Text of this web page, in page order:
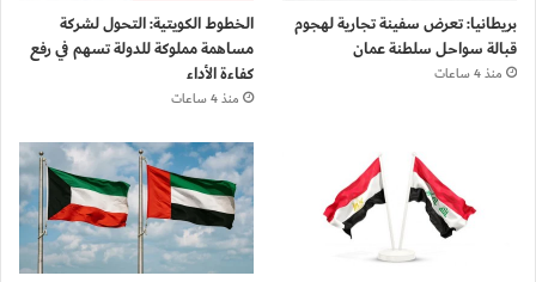
بريطانيا: تعرض سفينة تجارية لهجوم
قبالة سواحل سلطنة عمان
منذ 4 ساعات
الخطوط الكويتية: التحول لشركة
مساهمة مملوكة للدولة تسهم في رفع
كفاءة الأداء
منذ 4 ساعات